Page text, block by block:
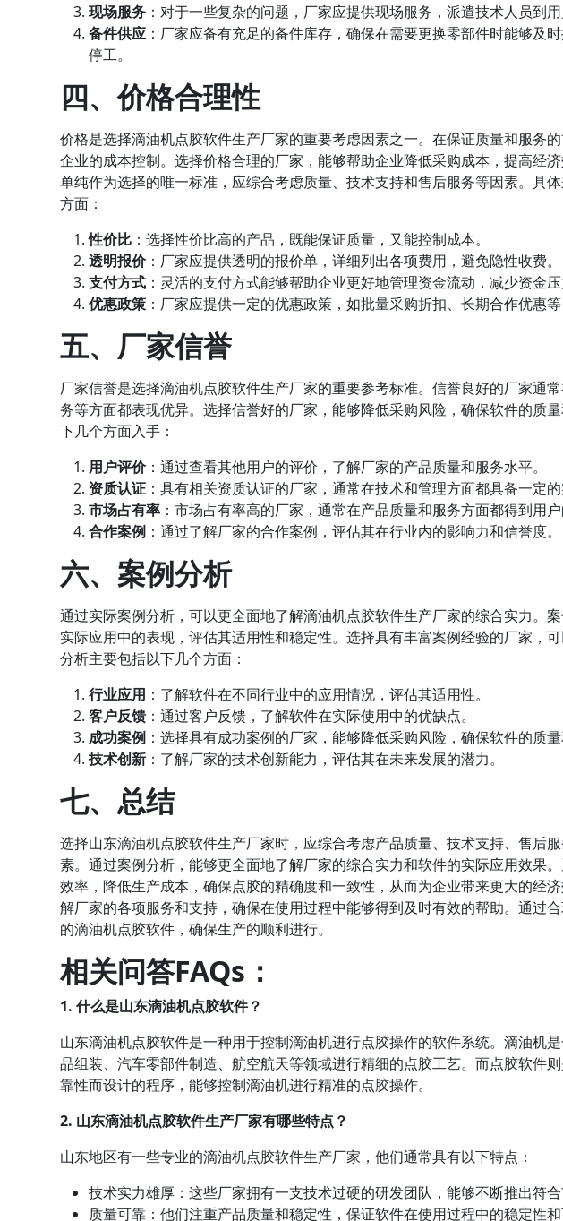
现场服务 ：对于一些复杂的问题，厂家应提供现场服务，派遣技术人员到用
备件供应 ：厂家应备有充足的备件库存，确保在需要更换零部件时能够及
停工。
四、价格合理性
价格是选择滴油机点胶软件生产厂家的重要考虑因素之一。在保证质量和服务
企业的成本控制。选择价格合理的厂家，能够帮助企业降低采购成本，提高经
单纯作为选择的唯一标准，应综合考虑质量、技术支持和售后服务等因素。具
方面：
性价比 ：选择性价比高的产品，既能保证质量，又能控制成本。
透明报价：厂家应提供透明的报价单，详细列出各项费用，避免隐性收费。
支付方式 ：灵活的支付方式能够帮助企业更好地管理资金流动，减少资金压
优惠政策 ：厂家应提供一定的优惠政策，如批量采购折扣、长期合作优惠
五、厂家信誉
厂家信誉是选择滴油机点胶软件生产厂家的重要参考标准。信誉良好的厂家通
务等方面都表现优异。选择信誉好的厂家，能够降低采购风险，确保软件的质
下几个方面入手：
用户评价：通过查看其他用户的评价，了解厂家的产品质量和服务水平。
资质认证 ：具有相关资质认证的厂家，通常在技术和管理方面都具备一定的
市场占有率 ：市场占有率高的厂家，通常在产品质量和服务方面都得到用户
合作案例 ：通过了解厂家的合作案例，评估其在行业内的影响力和信誉度。
六、案例分析
通过实际案例分析，可以更全面地了解滴油机点胶软件生产厂家的综合实力。
实际应用中的表现，评估其适用性和稳定性。选择具有丰富案例经验的厂家，
分析主要包括以下几个方面：
行业应用 ：了解软件在不同行业中的应用情况，评估其适用性。
客户反馈 ：通过客户反馈，了解软件在实际使用中的优缺点。
成功案例 ：选择具有成功案例的厂家，能够降低采购风险，确保软件的质量
技术创新 ：了解厂家的技术创新能力，评估其在未来发展的潜力。
七、总结
选择山东滴油机点胶软件生产厂家时，应综合考虑产品质量、技术支持、售后
素。通过案例分析，能够更全面地了解厂家的综合实力和软件的实际应用效果
效率，降低生产成本，确保点胶的精确度和一致性，从而为企业带来更大的经
解厂家的各项服务和支持，确保在使用过程中能够得到及时有效的帮助。通过
的滴油机点胶软件，确保生产的顺利进行。
相关问答FAQs：
1. 什么是山东滴油机点胶软件？
山东滴油机点胶软件是一种用于控制滴油机进行点胶操作的软件系统。滴油机
品组装、汽车零部件制造、航空航天等领域进行精细的点胶工艺。而点胶软件
靠性而设计的程序，能够控制滴油机进行精准的点胶操作。
2. 山东滴油机点胶软件生产厂家有哪些特点？
山东地区有一些专业的滴油机点胶软件生产厂家，他们通常具有以下特点：
技术实力雄厚：这些厂家拥有一支技术过硬的研发团队，能够不断推出符合
质量可靠：他们注重产品质量和稳定性，保证软件在使用过程中的稳定性和